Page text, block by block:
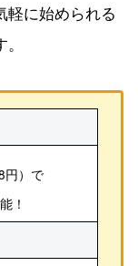
軽に始められる
円）で
！